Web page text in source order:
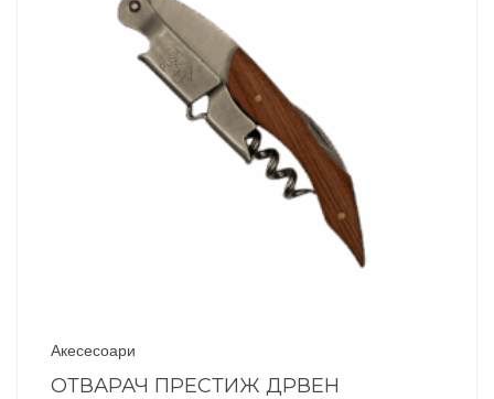
Акесесоари
ОТВАРАЧ ПРЕСТИЖ ДРВЕН